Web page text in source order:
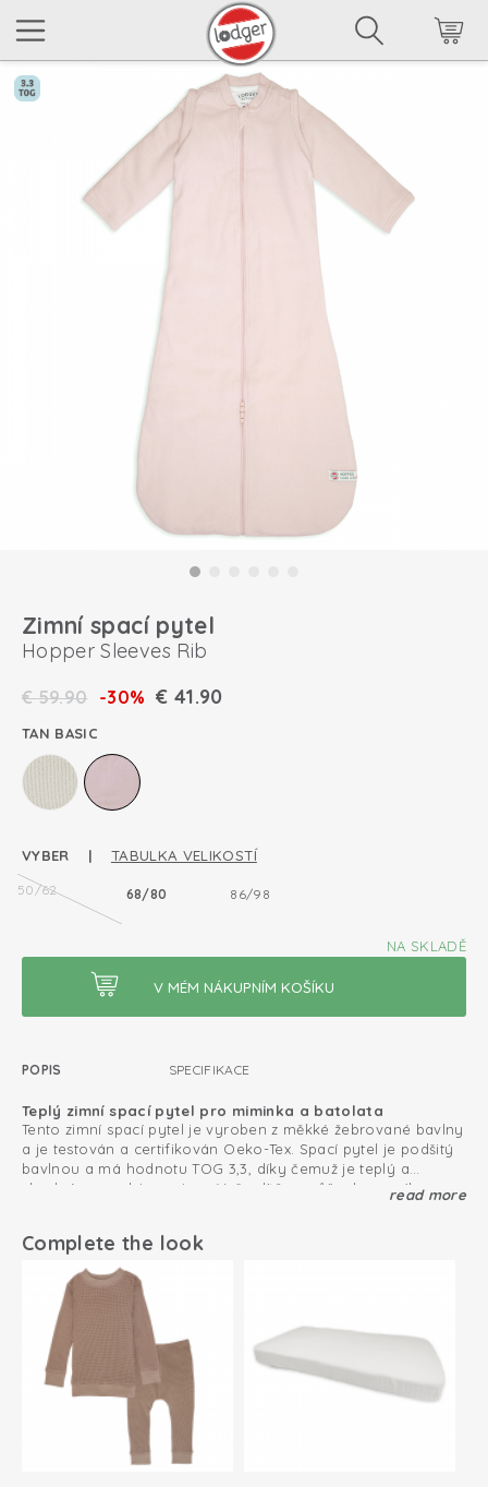
Zimní spací pytel
Hopper Sleeves Rib
€59.90 -30% € 41.90
TAN BASIC
VYBER | TABULKA VELIKOSTÍ
50/62 68/80 86/98
NA SKLADĚ
POPIS SPECIFIKACE
Teplý zimní spací pytel pro miminka a batolata
Tento zimní spací pytel je vyroben z měkké žebrované bavlny
a je testován a certifikován Oeko-Tex. Spací pytel je podšitý
bavlnou a má hodnotu TOG 3,3, díky čemuž je teplý a
vhodný na podzim a zimu. Vaše dítě nemůže do spacího
poškrábání.
Zimní spací pytel je též vhodný do autosedačky. Perfektní,
když vaše dítě v autě hodně usíná.
Pro extra teplo zkombinujte zimní spací pytel s body nebo
pyžamem.
3.3 TOG
Vhodné pro autosedačku Maxi Cosi nebo autosedačku
Odnímatelné rukávy
Dělitelný zip se třemi jezdci pro snadné použití v
read more
Complete the look